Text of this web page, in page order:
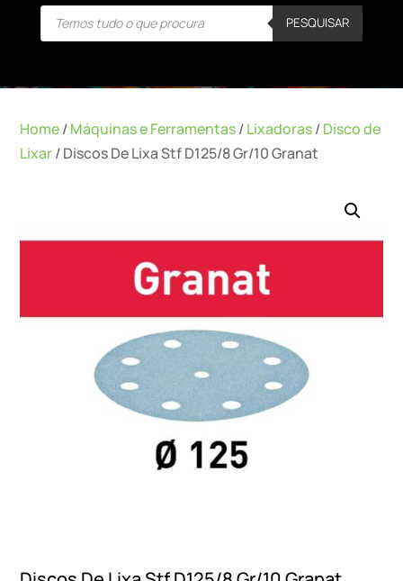
Products
search PESQUISAR
Home/Máquinas e Ferramentas/Lixadoras/Disco de
Lixar/ Discos De Lixa Stf D125/8 Gr/10 Granat